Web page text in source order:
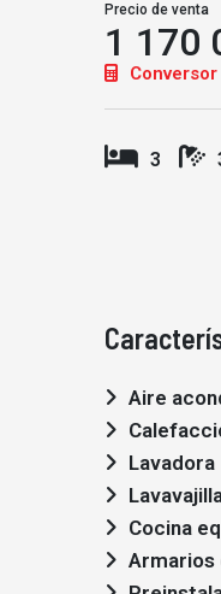
Precio de venta
1 170
3
Aire
Lavadora
Cocina